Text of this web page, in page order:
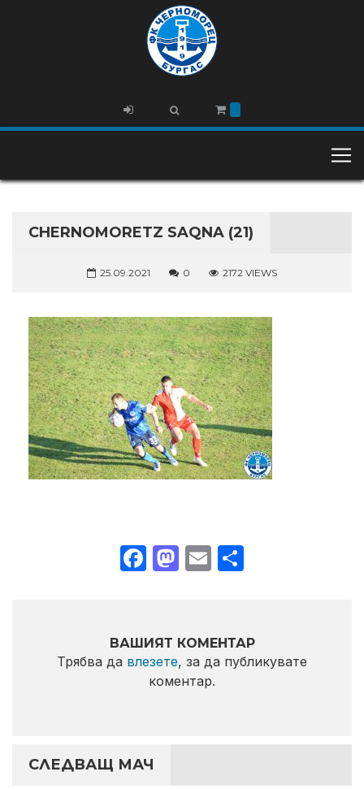
CHERNOMORETZ SAQNA (21)
25.09.2021 0 2172 VIEWS
Facebook
Mastodon
Email
ВАШИЯТ КОМЕНТАР
Трябва да влезете, за да публикувате
коментар.
СЛЕДВАЩ МАЧ